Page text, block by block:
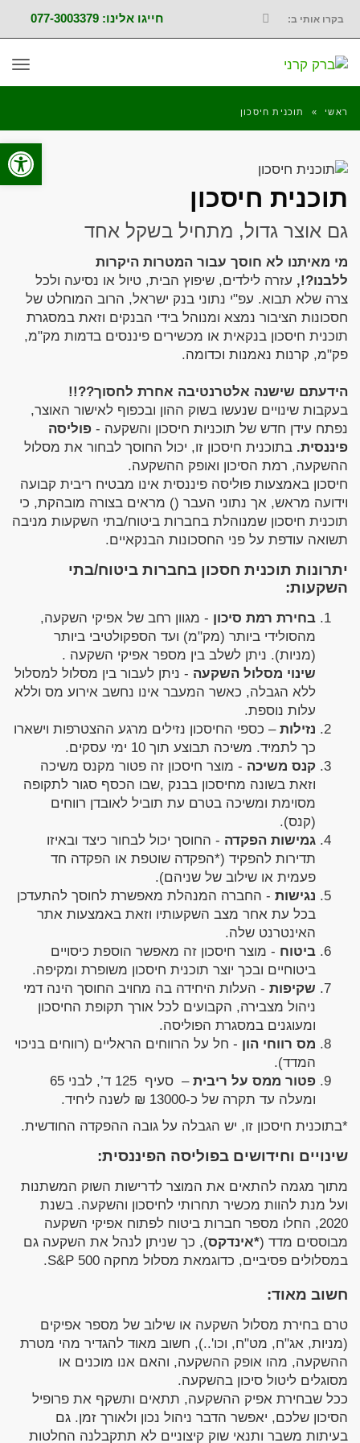
פתח
בקרו אותי ב:
FACEBOOK
חייגו אלינו: 077-3003379
ראשי » תוכנית חיסכון
תוכנית חיסכון
גם אוצר גדול, מתחיל בשקל אחד
מי מאיתנו לא חוסך עבור המטרות היקרות
ללבנו?!, עזרה לילדים, שיפוץ הבית, טיול או נסיעה ולכל
צרה שלא תבוא. עפ"י נתוני בנק ישראל, הרוב המוחלט של
חסכונות הציבור נמצא ומנוהל בידי הבנקים וזאת במסגרת
תוכנית חיסכון בנקאית או מכשירים פיננסים בדמות מק"מ,
פק"מ, קרנות נאמנות וכדומה.
הידעתם שישנה אלטרנטיבה אחרת לחסוך??!!
בעקבות שינויים שנעשו בשוק ההון ובכפוף לאישור האוצר,
נפתח עידן חדש של תוכניות חיסכון והשקעה - פוליסה
פיננסית. בתוכנית חיסכון זו, יכול החוסך לבחור את מסלול
ההשקעה, רמת הסיכון ואופק ההשקעה.
חיסכון באמצעות פוליסה פיננסית אינו מבטיח ריבית קבועה
וידועה מראש, אך נתוני העבר () מראים בצורה מובהקת, כי
תוכנית חיסכון שמנוהלת בחברות ביטוח/בתי השקעות מניבה
תשואה עודפת על פני החסכונות הבנקאיים.
יתרונות תוכנית חסכון בחברות ביטוח/בתי
השקעות:
בחירת רמת סיכון - מגוון רחב של אפיקי השקעה,
מהסולידי ביותר (מק"מ) ועד הספקולטיבי ביותר
(מניות). ניתן לשלב בין מספר אפיקי השקעה .
שינוי מסלול השקעה - ניתן לעבור בין מסלול למסלול
ללא הגבלה, כאשר המעבר אינו נחשב אירוע מס וללא
עלות נוספת.
נזילות– כספי החיסכון נזילים מרגע ההצטרפות וישארו
כך לתמיד. משיכה תבוצע תוך 10 ימי עסקים.
קנס משיכה - מוצר חיסכון זה פטור מקנס משיכה
וזאת בשונה מחיסכון בבנק ,שבו הכסף סגור לתקופה
מסוימת ומשיכה בטרם עת תוביל לאובדן רווחים
(קנס).
גמישות הפקדה - החוסך יכול לבחור כיצד ובאיזו
תדירות להפקיד (*הפקדה שוטפת או הפקדה חד
פעמית או שילוב של שניהם).
נגישות - החברה המנהלת מאפשרת לחוסך להתעדכן
בכל עת אחר מצב השקעותיו וזאת באמצעות אתר
האינטרנט שלה.
ביטוח - מוצר חיסכון זה מאפשר הוספת כיסויים
ביטוחיים ובכך יוצר תוכנית חיסכון משופרת ומקיפה.
שקיפות - העלות היחידה בה מחויב החוסך הינה דמי
ניהול מצבירה, הקבועים לכל אורך תקופת החיסכון
ומעוגנים במסגרת הפוליסה.
מס רווחי הון - חל על הרווחים הראליים (רווחים בניכוי
המדד).
פטור ממס על ריבית
– סעיף 125 ד’, לבני 65
ומעלה עד תקרה של כ-13000 ₪ לשנה ליחיד.
*בתוכנית חיסכון זו, יש הגבלה על גובה ההפקדה החודשית.
שינויים וחידושים בפוליסה הפיננסית:
מתוך מגמה להתאים את המוצר לדרישות השוק המשתנות
ועל מנת להוות מכשיר תחרותי לחיסכון והשקעה. בשנת
2020, החלו מספר חברות ביטוח לפתוח אפיקי השקעה
מבוססים מדד (*אינדקס), כך שניתן לנהל את השקעה גם
במסלולים פסיביים, כדוגמאת מסלול מחקה S&P 500.
חשוב מאוד:
טרם בחירת מסלול השקעה או שילוב של מספר אפיקים
(מניות, אג"ח, מט"ח, וכו'..), חשוב מאוד להגדיר מהי מטרת
ההשקעה, מהו אופק ההשקעה, והאם אנו מוכנים או
מסוגלים ליטול סיכון בהשקעה.
ככל שבחירת אפיק ההשקעה, תתאים ותשקף את פרופיל
הסיכון שלכם, יאפשר הדבר ניהול נכון ולאורך זמן. גם
בעיתות משבר ותנאי שוק קיצוניים לא תתקבלנה החלטות